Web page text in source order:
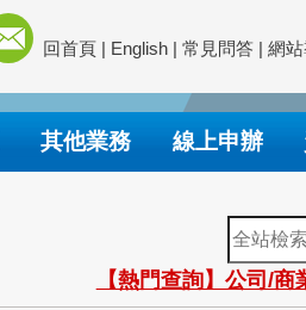
回首頁 | English | 常見問答 | 網
其他業務 線上申辦
全
站
檢
【熱門查詢】公司/